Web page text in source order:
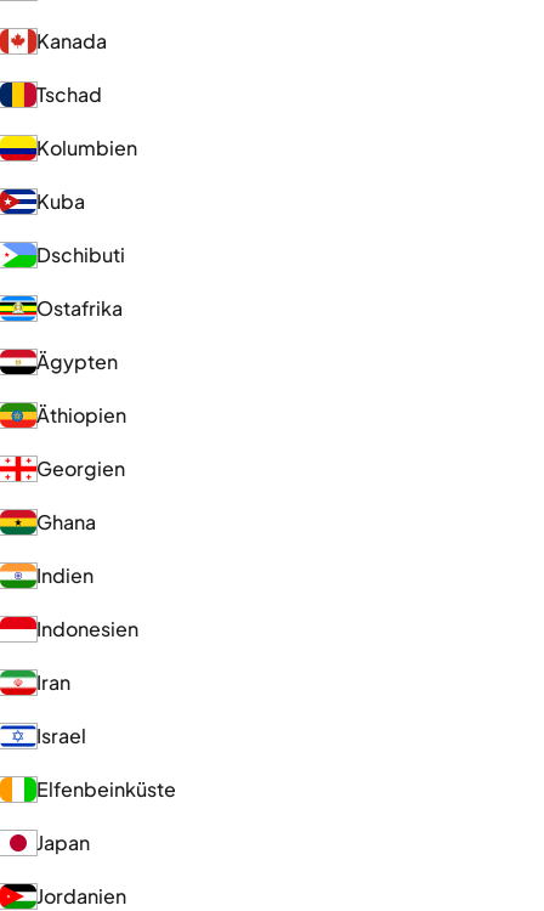
Kanada
Tschad
Kolumbien
Kuba
Dschibuti
Ostafrika
Ägypten
Äthiopien
Georgien
Ghana
Indien
Indonesien
Iran
Israel
Elfenbeinküste
Japan
Jordanien